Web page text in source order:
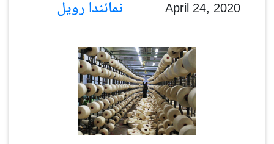
April 24, 2020